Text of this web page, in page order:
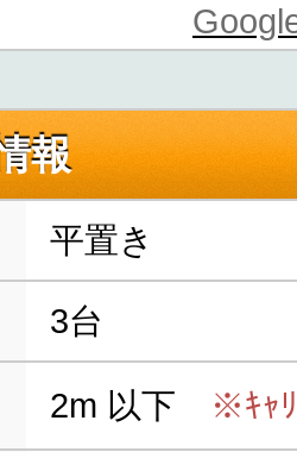
報
平置き
3台
2m 以下 ※ｷｬ